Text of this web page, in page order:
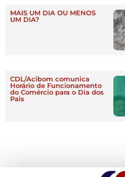
MAIS UM DIA OU MENOS
UM DIA?
CDL/Acibom comunica
Horário de Funcionamento
do Comércio para o Dia dos
Pais